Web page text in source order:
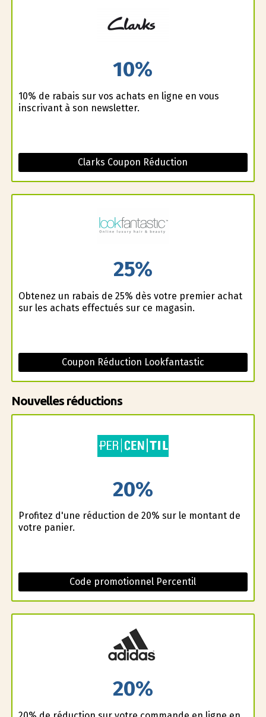
10%
10% de rabais sur vos achats en ligne en vous
inscrivant à son newsletter.
Clarks Coupon Réduction
25%
Obtenez un rabais de 25% dès votre premier achat
sur les achats effectués sur ce magasin.
Coupon Réduction Lookfantastic
Nouvelles réductions
20%
Profitez d'une réduction de 20% sur le montant de
votre panier.
Code promotionnel Percentil
20%